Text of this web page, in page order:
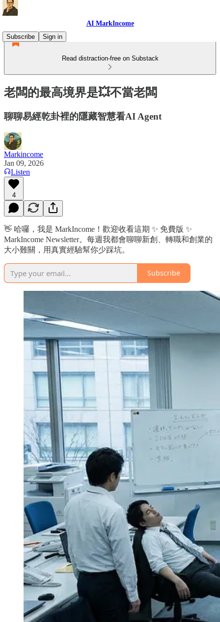
AI MarkIncome
Subscribe
Sign in
Read distraction-free on Substack
老闆的最高境界是💥不當老闆
聊聊易經乾卦裡的隱藏智慧看AI Agent
Markincome
Jan 09, 2026
Listen
4
👋 哈囉，我是 MarkIncome！歡迎收看這期 ✨ 免費版 ✨
MarkIncome Newsletter。每週我都會聊聊新創、轉職和創業的
大小難關，用真實經驗幫你少踩坑。
Subscribe